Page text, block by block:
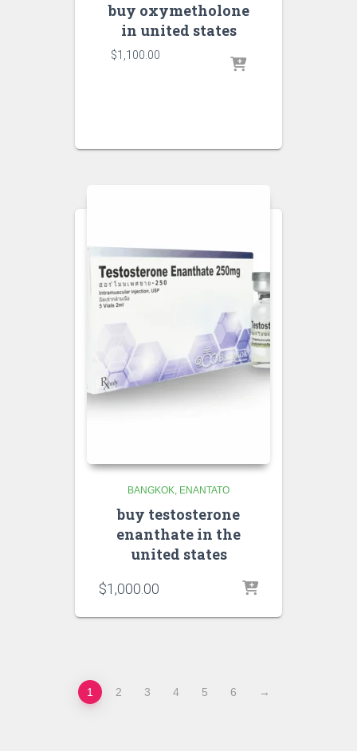
buy oxymetholone
in united states
$1,100.00
BANGKOK ENANTATO
buy testosterone
enanthate in the
united states
$1,000.00
1 2 3 4 5 6 →